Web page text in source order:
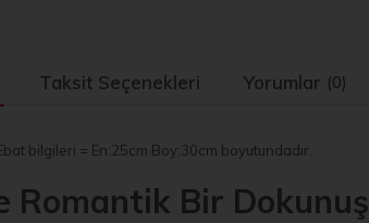
Taksit Seçenekleri Yorumlar (0)
bilgileri = En:25cm Boy:30cm boyutundadır.
Romantik Bir Dokunuş